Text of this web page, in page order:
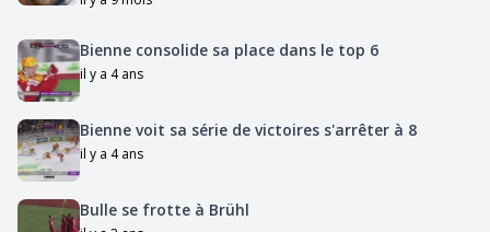
Bienne consolide sa place dans le top 6
il y a 4 ans
Bienne voit sa série de victoires s'arrêter à 8
il y a 4 ans
Bulle se frotte à Brühl